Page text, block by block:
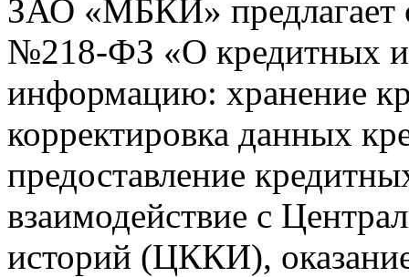
ЗАО «МБКИ» предлагает
№218-ФЗ «О кредитных
информацию: хранение
корректировка данных
предоставление
взаимодействие с
историй (ЦККИ),